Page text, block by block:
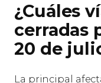
¿Cuáles
cerradas
20 de
La principal